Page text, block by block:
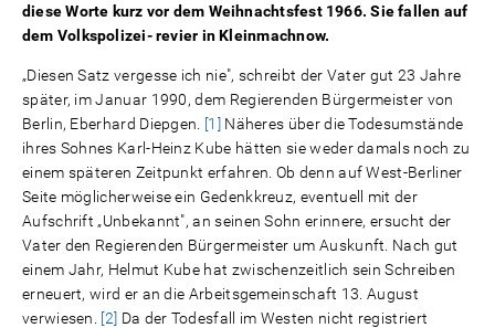
diese Worte kurz vor dem Weihnachtsfest 1966. Sie fallen auf
dem Volkspolizei- revier in Kleinmachnow.
„Diesen Satz vergesse ich nie", schreibt der Vater gut 23 Jahre
später, im Januar 1990, dem Regierenden Bürgermeister von
Berlin, Eberhard Diepgen. [1]Näheres über die Todesumstände
ihres Sohnes Karl-Heinz Kube hätten sie weder damals noch zu
einem späteren Zeitpunkt erfahren. Ob denn auf West-Berliner
Seite möglicherweise ein Gedenkkreuz, eventuell mit der
Aufschrift „Unbekannt", an seinen Sohn erinnere, ersucht der
Vater den Regierenden Bürgermeister um Auskunft. Nach gut
einem Jahr, Helmut Kube hat zwischenzeitlich sein Schreiben
erneuert, wird er an die Arbeitsgemeinschaft 13. August
verwiesen. [2] Da der Todesfall im Westen nicht registriert